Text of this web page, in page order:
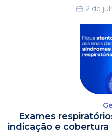
2 de
Exames
indicação e